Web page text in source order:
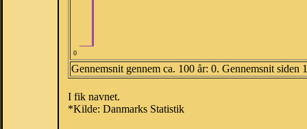
0
Gennemsnit gennem ca. 100 år: 0. Gennemsnit siden
I fik navnet.
*Kilde: Danmarks Statistik